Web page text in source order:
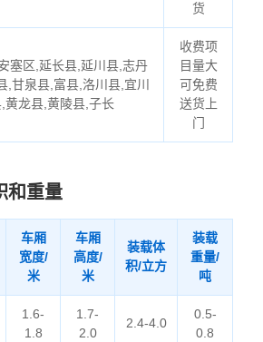
货
塞区,延长县,延川县,志丹
,甘泉县,富县,洛川县,宜川
黄龙县,黄陵县,子长
收费项
目量大
可免费
送货上
门
和重量
车厢
宽度/
米
车厢
高度/
米
装载体
积/立方
装载
重量/
吨
1.6-
1.8
1.7-
2.0
2.4-4.0
0.5-
0.8